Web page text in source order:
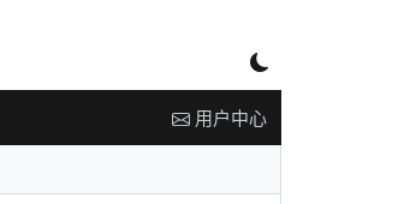
用户中心